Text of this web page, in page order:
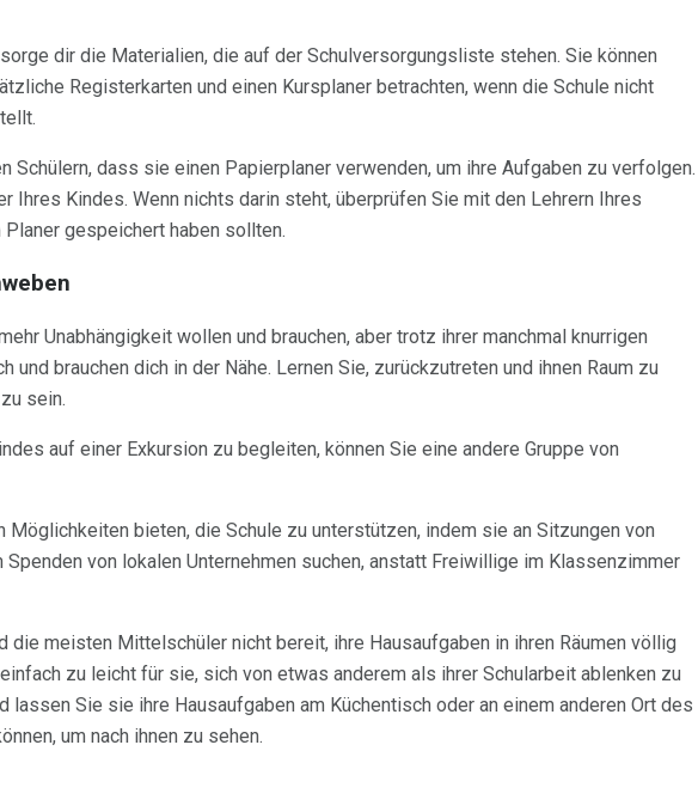
dir die Materialien, die auf der Schulversorgungsliste stehen. Sie können
Registerkarten und einen Kursplaner betrachten, wenn die Schule nicht
Schülern, dass sie einen Papierplaner verwenden, um ihre Aufgaben zu verfolgen.
Ihres Kindes. Wenn nichts darin steht, überprüfen Sie mit den Lehrern Ihres
gespeichert haben sollten.
Unabhängigkeit wollen und brauchen, aber trotz ihrer manchmal knurrigen
und brauchen dich in der Nähe. Lernen Sie, zurückzutreten und ihnen Raum zu
sein.
auf einer Exkursion zu begleiten, können Sie eine andere Gruppe von
Möglichkeiten bieten, die Schule zu unterstützen, indem sie an Sitzungen von
Spenden von lokalen Unternehmen suchen, anstatt Freiwillige im Klassenzimmer
die meisten Mittelschüler nicht bereit, ihre Hausaufgaben in ihren Räumen völlig
zu leicht für sie, sich von etwas anderem als ihrer Schularbeit ablenken zu
lassen Sie sie ihre Hausaufgaben am Küchentisch oder an einem anderen Ort des
um nach ihnen zu sehen.